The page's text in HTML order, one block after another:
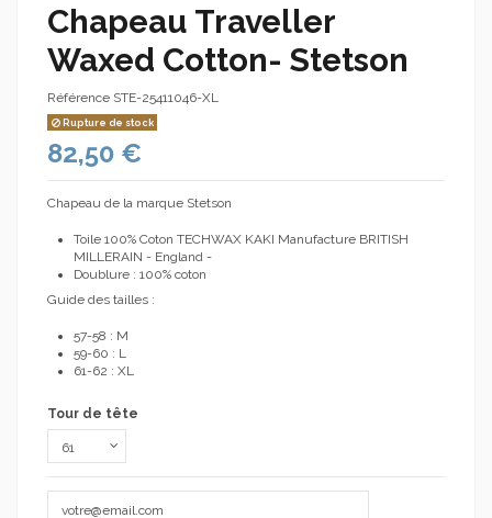
Chapeau Traveller
Waxed Cotton- Stetson
Référence STE-25411046-XL
Rupture de stock
82,50 €
Chapeau de la marque Stetson
Toile 100% Coton TECHWAX KAKI Manufacture BRITISH
MILLERAIN - England -
Doublure : 100% coton
Guide des tailles :
57-58 : M
59-60 : L
61-62 : XL
Tour de tête